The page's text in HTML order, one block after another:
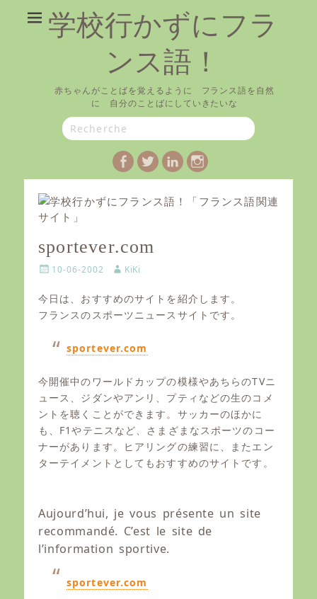
学校行かずにフラ
ンス語！
赤ちゃんがことばを覚えるように フランス語を自然
に 自分のことばにしていきたいな
Search
for:
Facebook
TwitterLinkedIn
Instagram
sportever.com
P
s
e
10-06-2002
A
t
h
o
KiKi
今日は、おすすめのサイトを紹介します。
フランスのスポーツニュースサイトです。
sportever.com
今開催中のワールドカップの模様やあちらのTVニ
ュース、ジダンやアンリ、プティなどの生のコメ
ントを聴くことができます。サッカーのほかに
も、F1やテニスなど、さまざまなスポーツのコー
ナーがあります。ヒアリングの練習に、またエン
ターテイメントとしてもおすすめのサイトです。
Aujourd’hui, je vous présente un site
recommandé. C’est le site de
l’information sportive.
sportever.com